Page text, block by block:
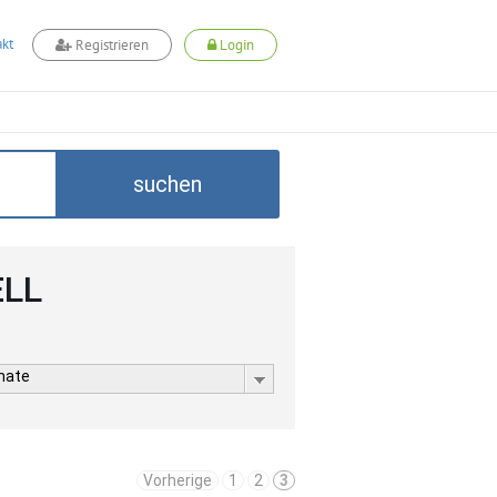
Registrieren Login
suchen
Vorherige 1 2 3